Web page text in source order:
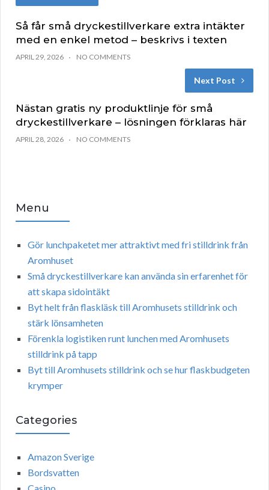
Så får små dryckestillverkare extra intäkter
med en enkel metod – beskrivs i texten
APRIL 29, 2026 NO COMMENTS
Next Post
Nästan gratis ny produktlinje för små
dryckestillverkare – lösningen förklaras här
APRIL 28, 2026 NO COMMENTS
Menu
Gör lunchpaketet mer attraktivt med fri stilldrink från
Aromhuset
Små dryckestillverkare kan använda sin erfarenhet för
att skapa sidointäkt
Byt helt från flaskläsk till Aromhusets stilldrink och
stärk lönsamheten
Förenkla logistiken runt lunchen med Aromhusets
stilldrink på tapp
Byt till Aromhusets stilldrink och se hur flaskbudgeten
krymper
Categories
Amazon Sverige
Bordsvatten